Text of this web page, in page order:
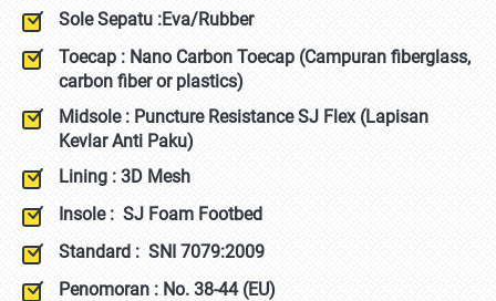
Sole Sepatu :Eva/Rubber
Toecap : Nano Carbon Toecap (Campuran fiberglass,
carbon fiber or plastics)
Midsole : Puncture Resistance SJ Flex (Lapisan
Kevlar Anti Paku)
Lining : 3D Mesh
Insole : SJ Foam Footbed
Standard : SNI 7079:2009
Penomoran : No. 38-44 (EU)